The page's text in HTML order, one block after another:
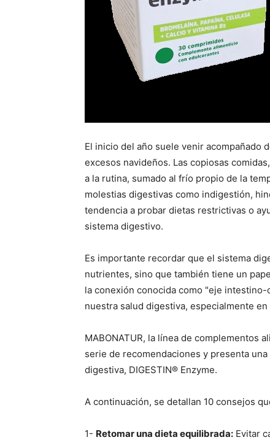
El inicio del año suele venir acompañado
excesos navideños. Las copiosas
a la rutina, sumado al frío propio de la
molestias digestivas como indigestión,
tendencia a probar dietas restrictivas o
sistema digestivo.
Es importante recordar que el sistema
nutrientes, sino que también tiene un
la conexión conocida como "eje
nuestra salud digestiva, especialmente en
MABONATUR, la línea de complementos
serie de recomendaciones y presenta
digestiva, DIGESTIN® Enzyme.
A continuación, se detallan 10 consejos
1- Retomar una dieta equilibrada: Evitar